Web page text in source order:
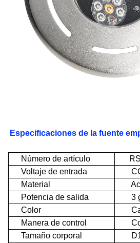
Especificaciones de la fuente
Número de artículo
RS-
Voltaje de entrada
CC
Material
Potencia de salida
3
Color
Manera de control
Tamaño corporal